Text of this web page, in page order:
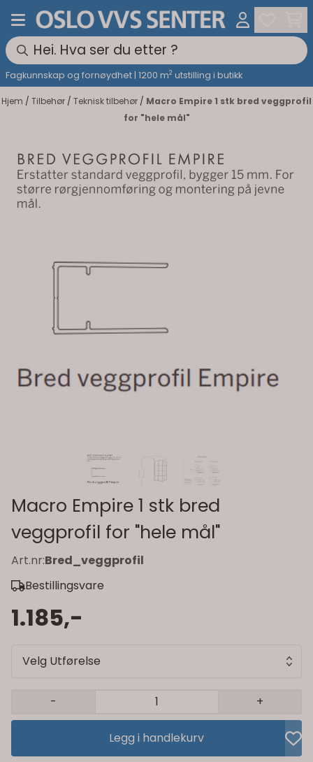
Hopp til innhold
Fagkunnskap og fornøydhet | 1200 m2 utstilling i butikk
Hjem / Tilbehør / Teknisk tilbehør / Macro Empire 1 stk bred veggprofil
for "hele mål"
Macro Empire 1 stk bred
veggprofil for "hele mål"
Art.nr:Bred_veggprofil
Bestillingsvare
1.185,-
Velg Utførelse
- +
Legg i handlekurv